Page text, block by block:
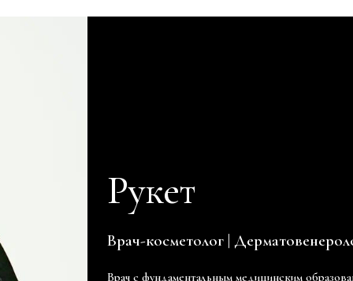
Рукет
Врач-косметолог |
Врач с фундаментальным медицинским